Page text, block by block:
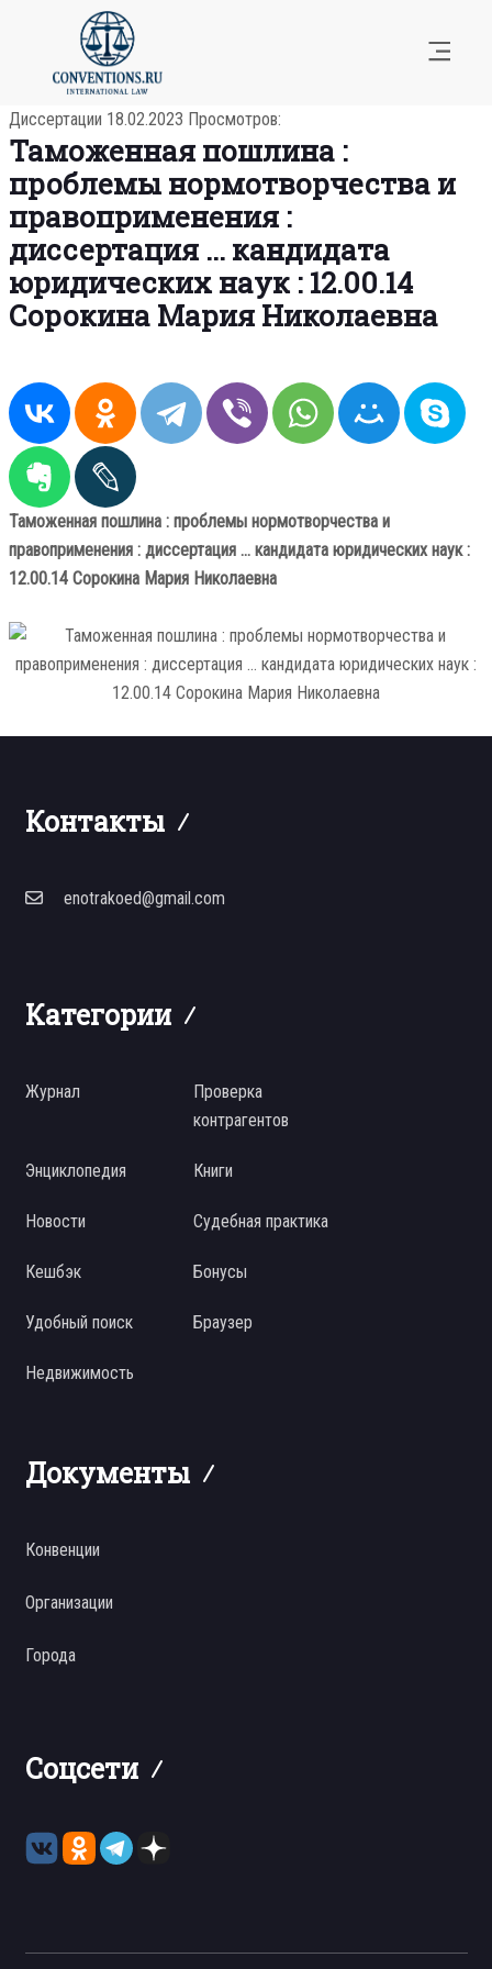
Диссертации 18.02.2023 Просмотров:
Таможенная пошлина :
проблемы нормотворчества и
правоприменения :
диссертация ... кандидата
юридических наук : 12.00.14
Сорокина Мария Николаевна
Таможенная пошлина : проблемы нормотворчества и
правоприменения : диссертация ... кандидата юридических наук :
12.00.14 Сорокина Мария Николаевна
Контакты
enotrakoed@gmail.com
Категории
Журнал
Проверка
контрагентов
Энциклопедия Книги
Новости Судебная практика
Кешбэк Бонусы
Удобный поиск Браузер
Недвижимость
Документы
Конвенции
Организации
Города
Соцсети